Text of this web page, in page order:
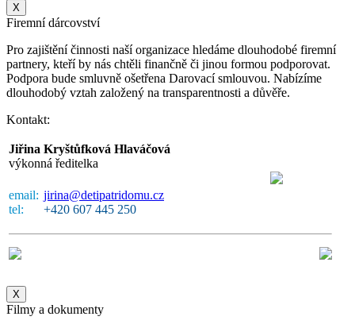
X
Firemní dárcovství
Pro zajištění činnosti naší organizace hledáme dlouhodobé firemní
partnery, kteří by nás chtěli finančně či jinou formou podporovat.
Podpora bude smluvně ošetřena Darovací smlouvou. Nabízíme
dlouhodobý vztah založený na transparentnosti a důvěře.
Kontakt:
Jiřina Kryštůfková Hlaváčová
výkonná ředitelka
email:
tel:
jirina@detipatridomu.cz
+420 607 445 250
X
Filmy a dokumenty